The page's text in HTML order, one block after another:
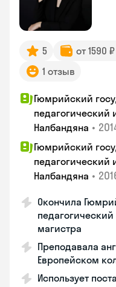
5 от 1590
1 отзыв
Гюмрийский
педагогический
Налбандяна •
Гюмрийский
педагогический
Налбандяна •
Окончила
магистра
Преподавала
Европейском
Использует